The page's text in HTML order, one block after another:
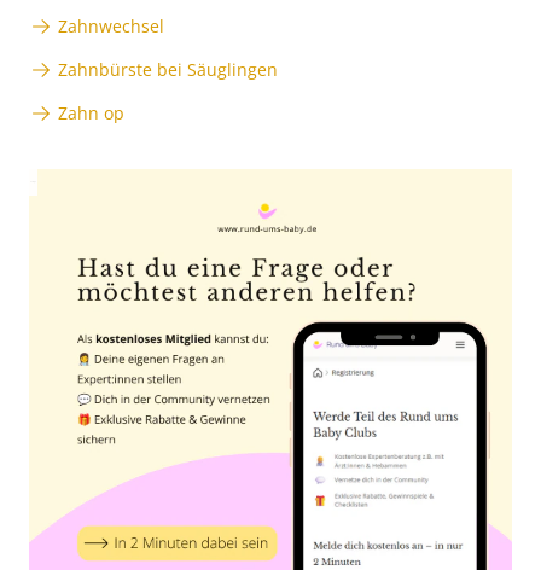
Zahnwechsel
Zahnbürste bei Säuglingen
Zahn op